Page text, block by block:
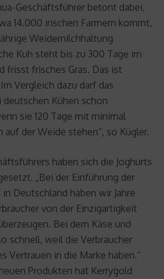
Geschäftsführer betont dabei,
14.000 irischen Farmern kommt,
Weidemilchhaltung
Kuh steht bis zu 300 Tage im
frisst frisches Gras. Das ist
Vergleich dazu darf das
Kühen schon
sie 120 Tage mit minimal
auf der Weide stehen“, so Kügler.
haben sich die Joghurts
„Bei der Einführung der
Deutschland haben wir Jahre
von der Einzigartigkeit
Bei dem Käse und
schnell, weil die Verbraucher
Vertrauen in die Marke haben.“
Produkten hat Kerrygold